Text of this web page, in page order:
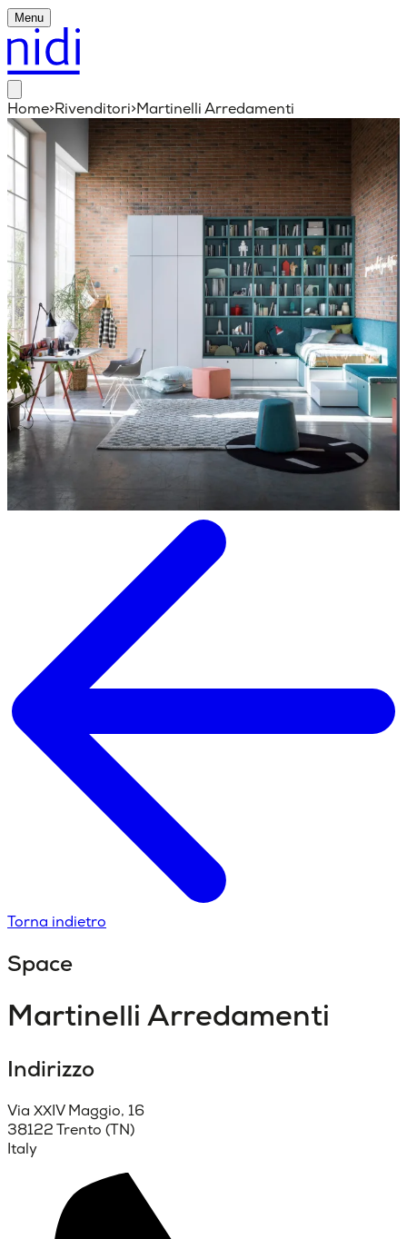
Menu
Home>Rivenditori>Martinelli Arredamenti
Torna indietro
Space
Martinelli Arredamenti
Indirizzo
Via XXIV Maggio, 16
38122 Trento (TN)
Italy